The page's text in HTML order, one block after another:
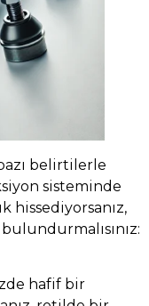
belirtilerle
sisteminde
hissediyorsanız,
hafif bir